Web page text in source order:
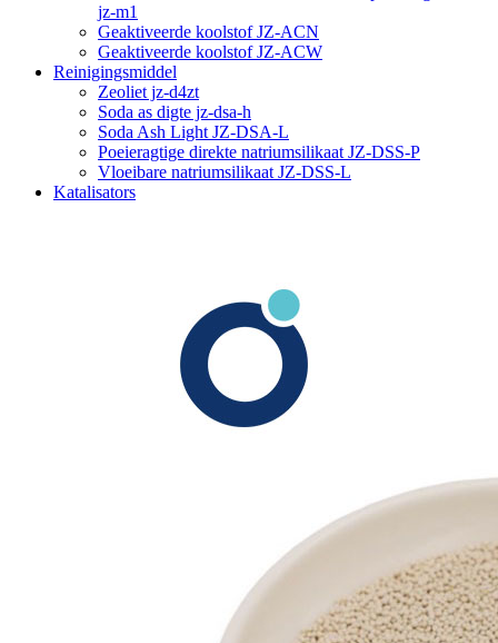
jz-m1
Geaktiveerde koolstof JZ-ACN
Geaktiveerde koolstof JZ-ACW
Reinigingsmiddel
Zeoliet jz-d4zt
Soda as digte jz-dsa-h
Soda Ash Light JZ-DSA-L
Poeieragtige direkte natriumsilikaat JZ-DSS-P
Vloeibare natriumsilikaat JZ-DSS-L
Katalisators